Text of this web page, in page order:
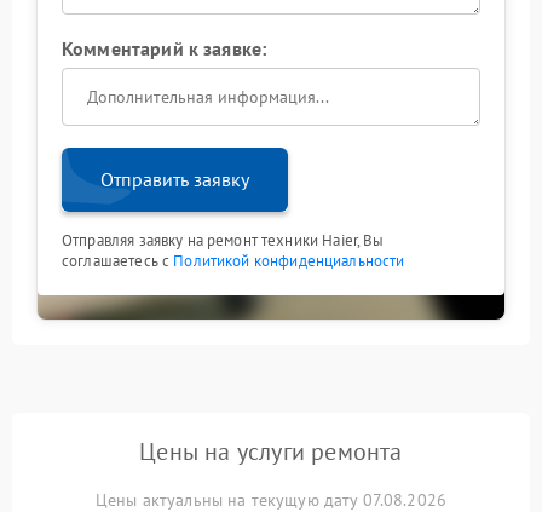
Комментарий к заявке:
Отправить заявку
Отправляя заявку на ремонт техники Haier, Вы
соглашаетесь с Политикой конфиденциальности
Цены на услуги ремонта
Цены актуальны на текущую дату 07.08.2026